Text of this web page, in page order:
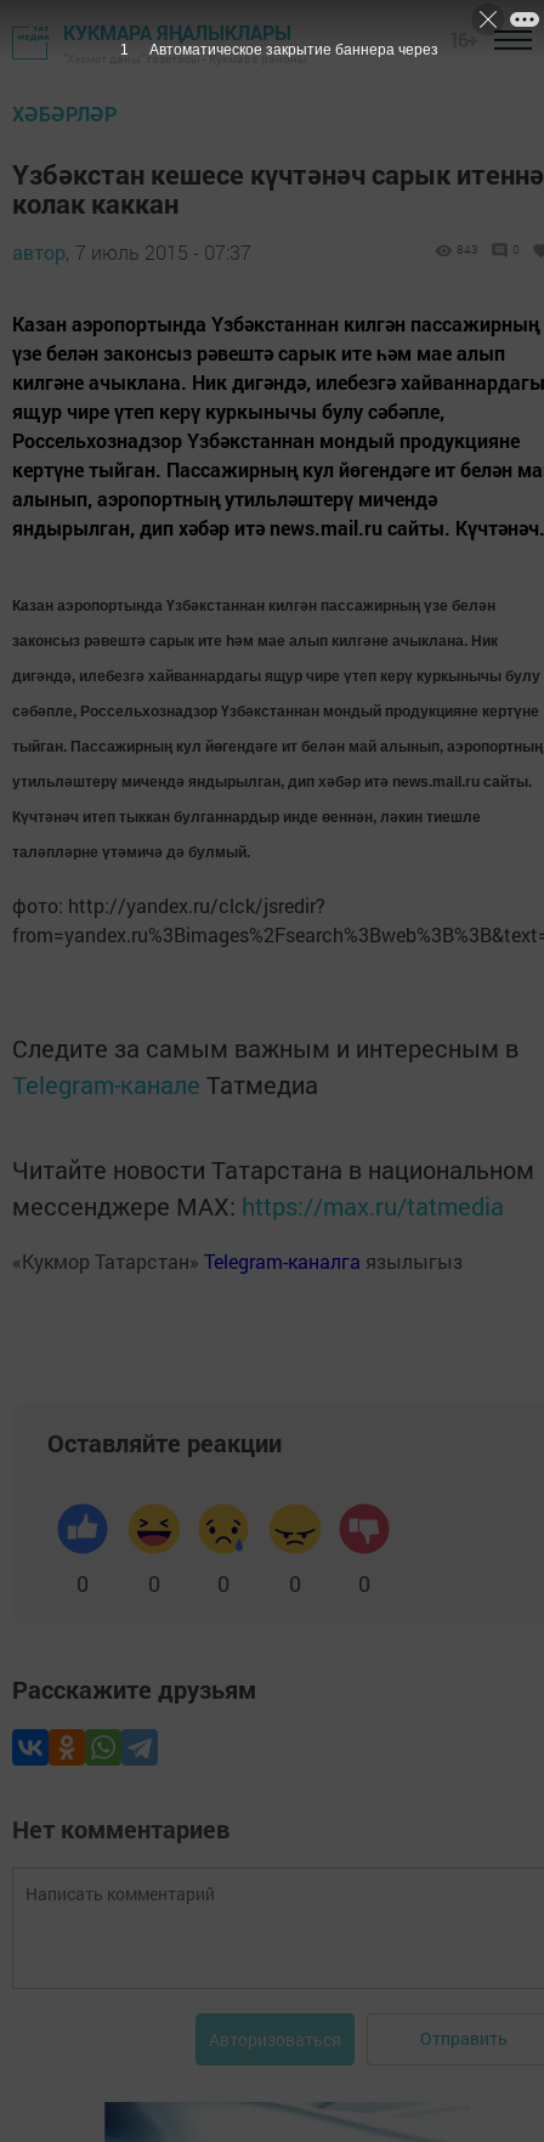
КУКМАРА ЯҢАЛЫКЛАРЫ
"Хезмәт даны" газетасы - Кукмара районы
ХӘБӘРЛӘР
Үзбәкстан кешесе күчтәнәч сарык
колак каккан
автор, 7 июль 2015 - 07:37 843 0
Казан аэропортында Үзбәкстаннан килгән пассажирның
үзе белән законсыз рәвештә сарык ите һәм мае алып
килгәне ачыклана. Ник дигәндә, илебезгә хайваннардагы
ящур чире үтеп керү куркынычы булу сәбәпле,
Россельхознадзор Үзбәкстаннан мондый продукцияне
кертүне тыйган. Пассажирның кул йөгендәге ит белән
алынып, аэропортның утильләштерү мичендә
яндырылган, дип хәбәр итә news.mail.ru сайты.
Казан аэропортында Үзбәкстаннан килгән пассажирның үзе белән
законсыз рәвештә сарык ите һәм мае алып килгәне ачыклана. Ник
дигәндә, илебезгә хайваннардагы ящур чире үтеп керү куркынычы булу
сәбәпле, Россельхознадзор Үзбәкстаннан мондый продукцияне кертүне
тыйган. Пассажирның кул йөгендәге ит белән май алынып, аэропортның
утильләштерү мичендә яндырылган, дип хәбәр итә news.mail.ru сайты.
Күчтәнәч итеп тыккан булганнардыр инде өеннән, ләкин тиешле
таләпләрне үтәмичә дә булмый.
фото: http://yandex.ru/clck/jsredir?
Следите за самым важным и интересным в
Telegram-канале Татмедиа
Читайте новости Татарстана в национальном
мессенджере MАХ: https://max.ru/tatmedia
«Кукмор Татарстан» Telegram-каналга язылыгыз
Оставляйте реакции
0 0 0 0 0
Расскажите друзьям
Нет комментариев
Авторизоваться Отправить